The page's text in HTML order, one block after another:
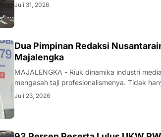
Juli 31, 2026
Dua Pimpinan Redaksi
Majalengka
MAJALENGKA - Riuk dinamika industri
mengasah taji profesionalismenya. Tidak
nakhoda redaksi pun merasa perlu kembali
Juli 23, 2026